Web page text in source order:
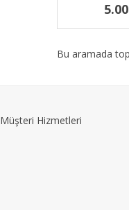
Bu aramada
Müşteri Hizmetleri